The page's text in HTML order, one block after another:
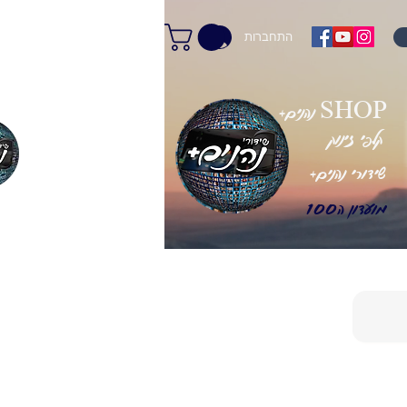
התחברות
+שידורי נהנים
מועדון ה100
+נהנים SHOP
קלפי זינוק